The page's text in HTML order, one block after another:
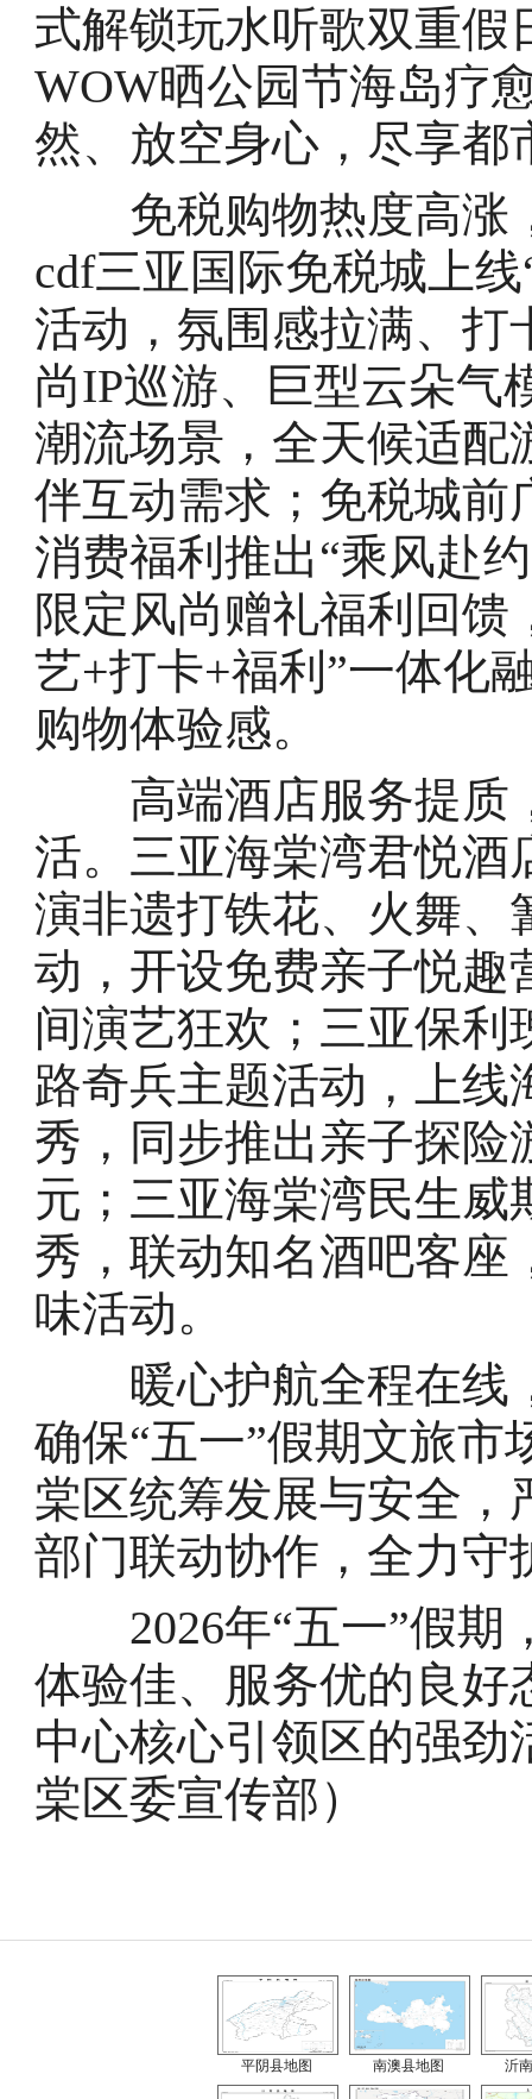
式解锁玩水听歌双重假
WOW晒公园节海岛疗
然、放空身心，尽享都
免税购物热度高涨
cdf三亚国际免税城上
活动，氛围感拉满、打
尚IP巡游、巨型云朵气
潮流场景，全天候适配
伴互动需求；免税城前
消费福利推出“乘风赴
限定风尚赠礼福利回馈
艺+打卡+福利”一体化
购物体验感。
高端酒店服务提质
活。三亚海棠湾君悦酒
演非遗打铁花、火舞、
动，开设免费亲子悦趣
间演艺狂欢；三亚保
路奇兵主题活动，上
秀，同步推出亲子探险
元；三亚海棠湾民生
秀，联动知名酒吧客座
味活动。
暖心护航全程在线
确保“五一”假期文旅
棠区统筹发展与安全，
部门联动协作，全力守
2026年“五一”假期
体验佳、服务优的良好
中心核心引领区的强
棠区委宣传部）
平阴县地图 南澳县地图 沂